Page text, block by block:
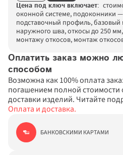
Цена под ключ включает:
оконной системе, подоконники
подставочный профиль, базовый
наружного шва, откосы до 250
монтажу откосов, монтаж
Оплатить заказ можно
способом
Возможна как 100% оплата
погашением полной стоимости
Оплата и доставка.
БАНКОВСКИМИ КАРТАМИ